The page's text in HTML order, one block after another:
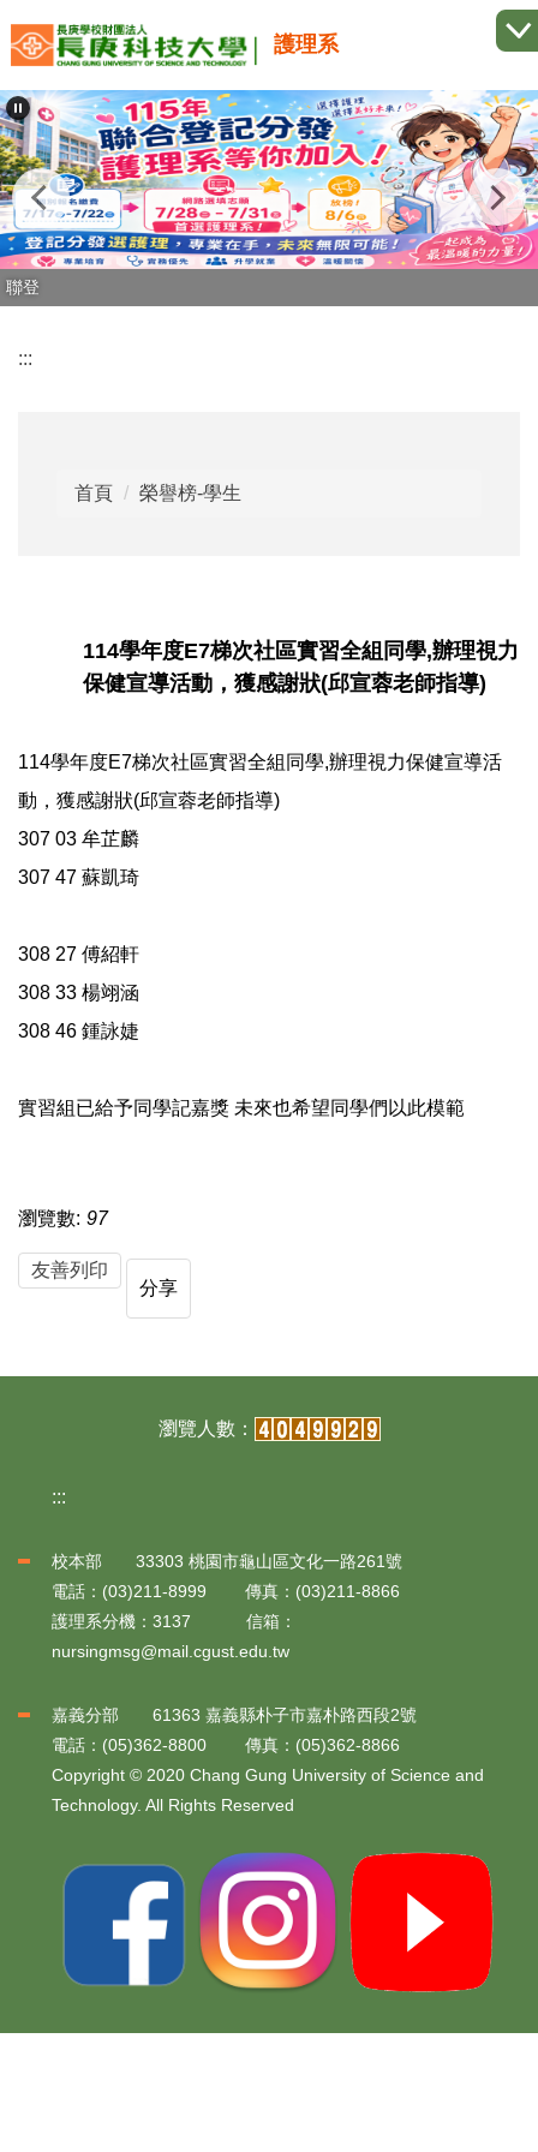
到
要
內
容
區
護理系
聯登
:::
首頁 榮譽榜-學生
114學年度E7梯次社區實習全組同學,辦理視力
保健宣導活動，獲感謝狀(邱宣蓉老師指導)
114學年度E7梯次社區實習全組同學,辦理視力保健宣導活
動，獲感謝狀(邱宣蓉老師指導)
307 03 牟芷麟
307 47 蘇凱琦
308 27 傅紹軒
308 33 楊翊涵
308 46 鍾詠婕
實習組已給予同學記嘉獎 未來也希望同學們以此模範
瀏覽數: 97
友善列印
分享
:::
校本部 33303 桃園市龜山區文化一路261號
電話：(03)211-8999 傳真：(03)211-8866
護理系分機：3137 信箱：
nursingmsg@mail.cgust.edu.tw
嘉義分部 61363 嘉義縣朴子市嘉朴路西段2號
電話：(05)362-8800 傳真：(05)362-8866
Copyright © 2020 Chang Gung University of Science and
Technology. All Rights Reserved